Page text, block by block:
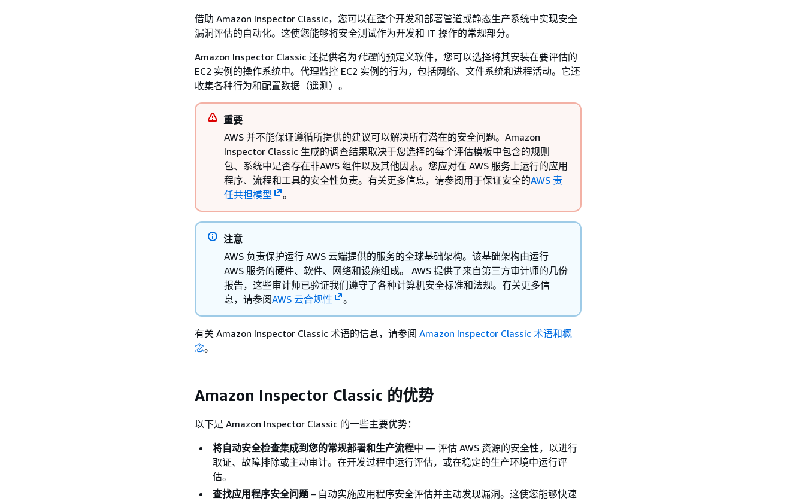
借助 Amazon Inspector Classic，您可以在整个开发和部署管道或静态生产系统中实现安全
漏洞评估的自动化。这使您能够将安全测试作为开发和 IT 操作的常规部分。
Amazon Inspector Classic 还提供名为代理的预定义软件，您可以选择将其安装在要评估的
EC2 实例的操作系统中。代理监控 EC2 实例的行为，包括网络、文件系统和进程活动。它还
收集各种行为和配置数据（遥测）。
重要
AWS 并不能保证遵循所提供的建议可以解决所有潜在的安全问题。Amazon
Inspector Classic 生成的调查结果取决于您选择的每个评估模板中包含的规则
包、系统中是否存在非AWS 组件以及其他因素。您应对在 AWS 服务上运行的应用
程序、流程和工具的安全性负责。有关更多信息，请参阅用于保证安全的AWS 责
任共担模型
。
注意
AWS 负责保护运行 AWS 云端提供的服务的全球基础架构。该基础架构由运行
AWS 服务的硬件、软件、网络和设施组成。 AWS 提供了来自第三方审计师的几份
报告，这些审计师已验证我们遵守了各种计算机安全标准和法规。有关更多信
息，请参阅AWS 云合规性 。
有关 Amazon Inspector Classic 术语的信息，请参阅 Amazon Inspector Classic 术语和概
念。
Amazon Inspector Classic 的优势
以下是 Amazon Inspector Classic 的一些主要优势：
将自动安全检查集成到您的常规部署和生产流程中 — 评估 AWS 资源的安全性，以进行
取证、故障排除或主动审计。在开发过程中运行评估，或在稳定的生产环境中运行评
估。
查找应用程序安全问题 – 自动实施应用程序安全评估并主动发现漏洞。这使您能够快速